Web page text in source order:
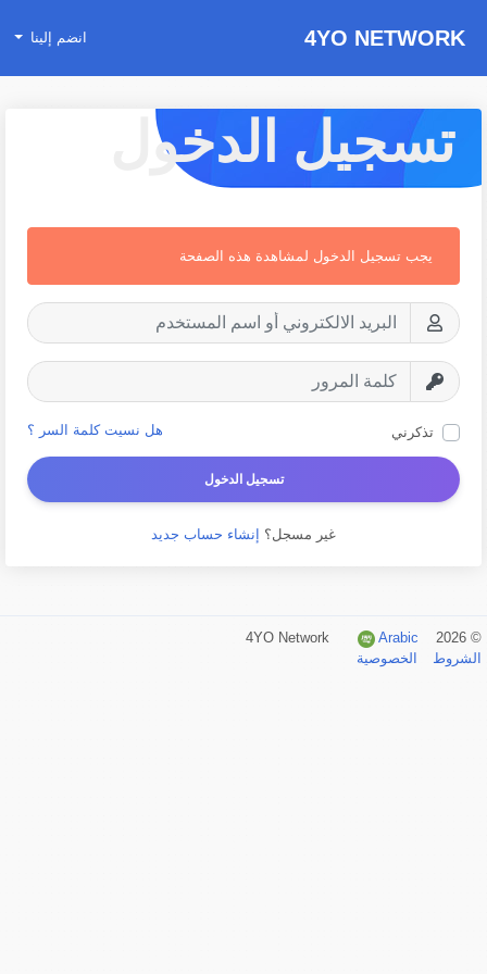
4YO NETWORK انضم إلينا
تسجيل الدخول
يجب تسجيل الدخول لمشاهدة هذه الصفحة
تذكرني هل نسيت كلمة السر ؟
تسجيل الدخول
غير مسجل؟ إنشاء حساب جديد
© 2026 4YO Network
Arabic
الشروط
الخصوصية